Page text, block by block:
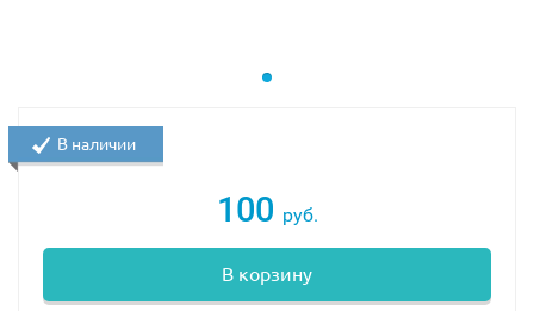
100 руб.
В корзину
В наличии